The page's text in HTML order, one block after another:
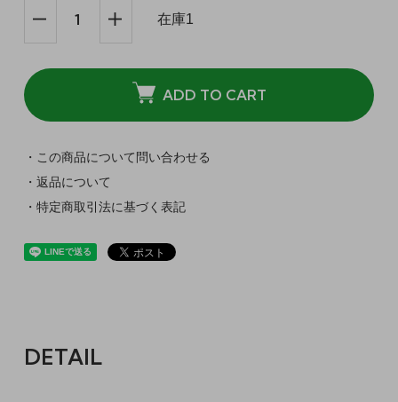
在庫1
ADD TO CART
・この商品について問い合わせる
・返品について
・特定商取引法に基づく表記
DETAIL